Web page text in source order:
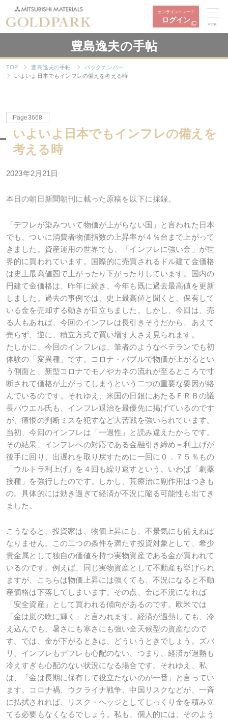
オンライントレード
ログイン
MENU
豊島逸夫の手帖
TOP 豊島逸夫の手帖
バックナンバー
いよいよ日本でもインフレの備えを考える時
Page3668
いよいよ日本でもインフレの備えを
考える時
2023年2月21日
本日の朝日新聞朝刊に載った原稿を以下に採録。
「デフレが染みついて物価が上がらない国」と言われた日本
でも、ついに消費者物価指数の上昇率が４％台まで上がって
きました。資産運用の世界でも、「インフレに強い金」が世
界的に買われています。国際的に売買されるドル建て金価格
は史上最高値圏で上がったり下がったりしています。国内の
円建て金価格は、昨年に続き、今年も既に過去最高値を更新
しました。過去の事例では、史上最高値と聞くと、保有して
いる金を売却する動きが目立ちました。しかし、今回は、売
る人もあれば、今回のインフレは長引きそうだから、あえて
売らず、逆に、積立方式で買い増す人さえ見られます。
たしかに、今回のインフレは、筆者のようなベテランでも初
体験の「変異種」です。コロナ・バブルで物価が上がるとい
う側面と、新型コロナでモノやカネの流れが至るところで寸
断されて価格が上がってしまうという二つの重要な要因が絡
んでいるのです。それゆえ、米国の日銀にあたるＦＲＢの議
長パウエル氏も、インフレ退治を最優先に掲げているのです
が、痛恨の判断ミスを犯すなど大苦戦を強いられています。
当初、今回のインフレは「一過性」と読み違えたからです。
その結果、インフレへの対応である金融引き締め＝利上げが
後手に回り、出遅れを取り戻すために一回に０．７５％もの
「ウルトラ利上げ」を４回も繰り返すという、いわば「劇薬
接種」を強行したのです。しかし、荒療治に副作用はつきも
の。具体的には効き過ぎて経済が不況に陥る可能性も出てき
ました。
こうなると、投資家は、物価上昇にも、不景気にも備えねば
なりません。この二つの条件を満たす投資対象として、希少
貴金属として独自の価値を持つ実物資産である金が買われて
いるのです。例えば、同じ実物資産として不動産も挙げられ
ますが、こちらは物価上昇には強くても、不況になると不動
産価格は下落してしまいます。その点、金は不況になれば
「安全資産」として買われる傾向があるのです。欧米では
「金は嵐の晩に輝く」と言われます。経済が過熱しても、冷
え込んでも、暑さにも寒さにも強い全天候型の資産なので
す。では、金が下がるときは、どういうときでしょう。ズバ
リ、インフレもデフレも心配のない、つまり、経済が過熱も
冷えすぎも心配のない状況になる場合です。それゆえ、私
は、「金は長期に保有して役立たないのが一番」と言ってい
ます。コロナ禍、ウクライナ戦争、中国リスクなどが、一斉
に払拭されれば、リスク・ヘッジとしてじっくり金を積み立
てる必要もなくなるでしょう。私も、個人的には、そのよう